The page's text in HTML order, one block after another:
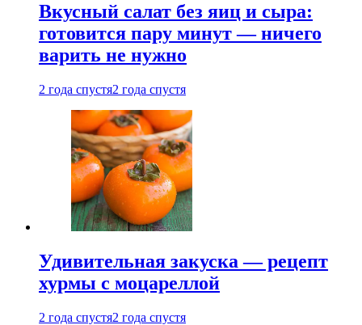
Вкусный салат без яиц и сыра:
готовится пару минут — ничего
варить не нужно
2 года спустя2 года спустя
Удивительная закуска — рецепт
хурмы с моцареллой
2 года спустя2 года спустя